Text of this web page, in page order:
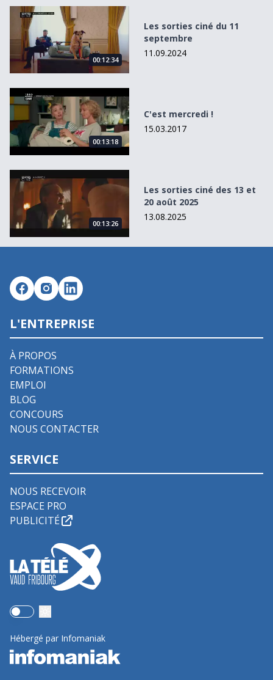
Les sorties ciné du 11 septembre
00:12:34
Les sorties ciné du 11
septembre
11.09.2024
C&#039;est mercredi !
00:13:18
C'est mercredi !
15.03.2017
Les sorties ciné des 13 et 20 août 2025
00:13:26
Les sorties ciné des 13 et
20 août 2025
13.08.2025
L'ENTREPRISE
À PROPOS
FORMATIONS
EMPLOI
BLOG
CONCOURS
NOUS CONTACTER
SERVICE
NOUS RECEVOIR
ESPACE PRO
PUBLICITÉ
Use setting
Hébergé par Infomaniak